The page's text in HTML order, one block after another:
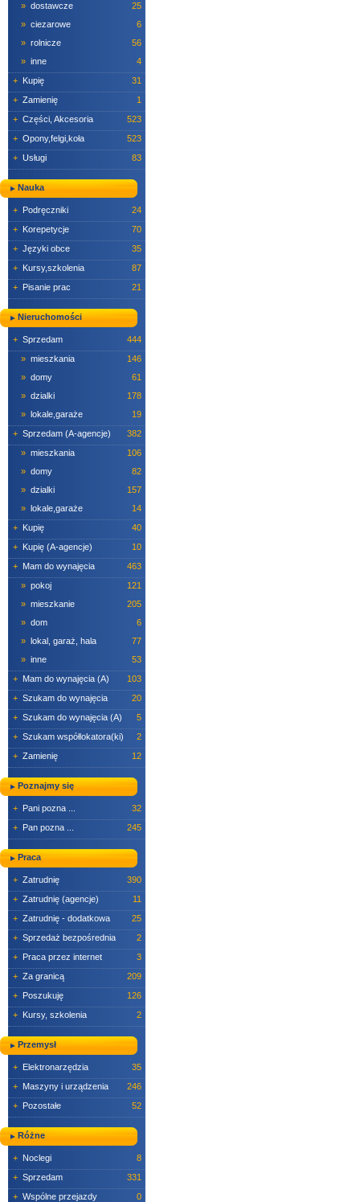
» dostawcze
25
» ciezarowe
6
» rolnicze
56
» inne
4
+ Kupię
31
+ Zamienię
1
+ Części, Akcesoria
523
+ Opony,felgi,koła
523
+ Usługi 83
Nauka
+ Podręczniki
24
+ Korepetycje
70
+ Języki obce
35
+ Kursy,szkolenia
87
+ Pisanie prac 21
Nieruchomości
+ Sprzedam
444
» mieszkania
146
» domy
61
» dzialki
178
» lokale,garaże
19
+ Sprzedam (A-agencje)
382
» mieszkania
106
» domy
82
» dzialki
157
» lokale,garaże
14
+ Kupię
40
+ Kupię (A-agencje)
10
+ Mam do wynajęcia
463
» pokoj
121
» mieszkanie
205
» dom
6
» lokal, garaż, hala
77
» inne
53
+ Mam do wynajęcia (A)
103
+ Szukam do wynajęcia
20
+ Szukam do wynajęcia (A)
5
+ Szukam współlokatora(ki)
2
+ Zamienię 12
Poznajmy się
+ Pani pozna ...
32
+ Pan pozna ... 245
Praca
+ Zatrudnię
390
+ Zatrudnię (agencje)
11
+ Zatrudnię - dodatkowa
25
+ Sprzedaż bezpośrednia
2
+ Praca przez internet
3
+ Za granicą
209
+ Poszukuję
126
+ Kursy, szkolenia 2
Przemysł
+ Elektronarzędzia
35
+ Maszyny i urządzenia
246
+ Pozostałe 52
Różne
+ Noclegi
8
+ Sprzedam
331
+ Wspólne przejazdy
0